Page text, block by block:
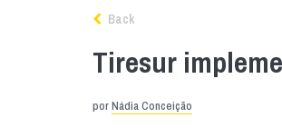
Back
Tiresur
porNádia Conceição